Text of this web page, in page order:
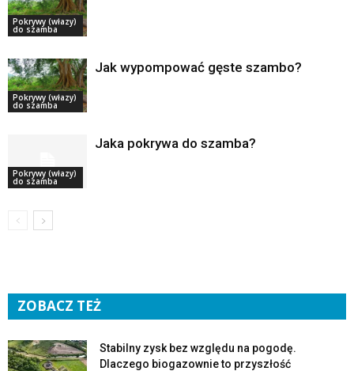
Pokrywy (włazy)
do szamba
Pokrywy (włazy)
do szamba
Jak wypompować gęste szambo?
Pokrywy (włazy)
do szamba
Jaka pokrywa do szamba?
ZOBACZ TEŻ
Stabilny zysk bez względu na pogodę.
Dlaczego biogazownie to przyszłość